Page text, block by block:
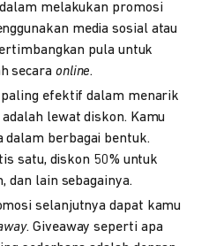
melakukan promosi
media sosial atau
pula untuk
secara online.
efektif dalam menarik
lewat diskon. Kamu
dalam berbagai bentuk.
satu, diskon 50% untuk
dan lain sebagainya.
selanjutnya dapat kamu
. Giveaway seperti apa